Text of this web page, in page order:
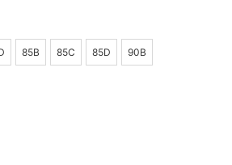
85B 85C 85D 90B